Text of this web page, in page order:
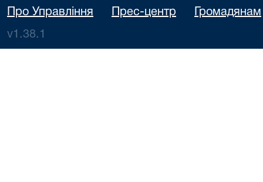
Про Управління Прес-центр Громадянам
v1.38.1